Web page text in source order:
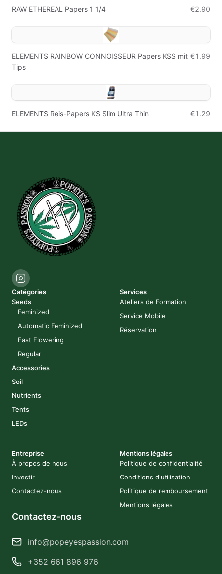
RAW ETHEREAL Papers 1 1/4 €2.90
ELEMENTS RAINBOW CONNOISSEUR Papers KSS mit
Tips
€1.99
ELEMENTS Reis-Papers KS Slim Ultra Thin €1.29
Catégories
Seeds
Feminized
Automatic Feminized
Fast Flowering
Regular
Accessories
Soil
Nutrients
Tents
LEDs
Services
Ateliers de Formation
Service Mobile
Réservation
Entreprise
À propos de nous
Investir
Contactez-nous
Mentions légales
Politique de confidentialité
Conditions d'utilisation
Politique de remboursement
Mentions légales
Contactez-nous
info@popeyespassion.com
+352 661 896 976